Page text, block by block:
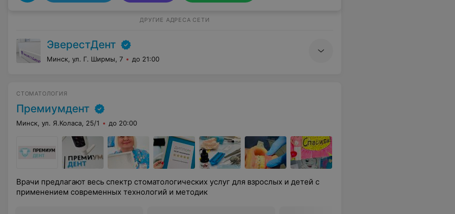
ДРУГИЕ АДРЕСА СЕТИ
ЭверестДент
Минск, ул. Г. Ширмы, 7 до 21:00
СТОМАТОЛОГИЯ
Премиумдент
Минск, ул. Я.Коласа, 25/1 до 20:00
Врачи предлагают весь спектр стоматологических услуг для взрослых и детей с
применением современных технологий и методик